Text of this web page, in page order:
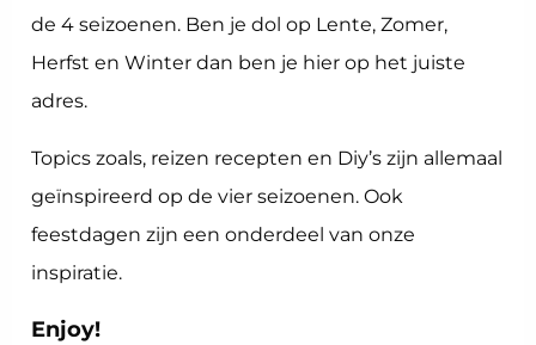
de 4 seizoenen. Ben je dol op Lente, Zomer,
Herfst en Winter dan ben je hier op het juiste
adres.
Topics zoals, reizen recepten en Diy’s zijn allemaal
geïnspireerd op de vier seizoenen. Ook
feestdagen zijn een onderdeel van onze
inspiratie.
Enjoy!